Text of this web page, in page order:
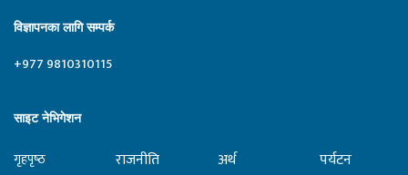
विज्ञापनका लागि सम्पर्क
+977 9810310115
साइट नेभिगेशन
गृहपृष्‍ठ
राजनीति
अर्थ
पर्यटन